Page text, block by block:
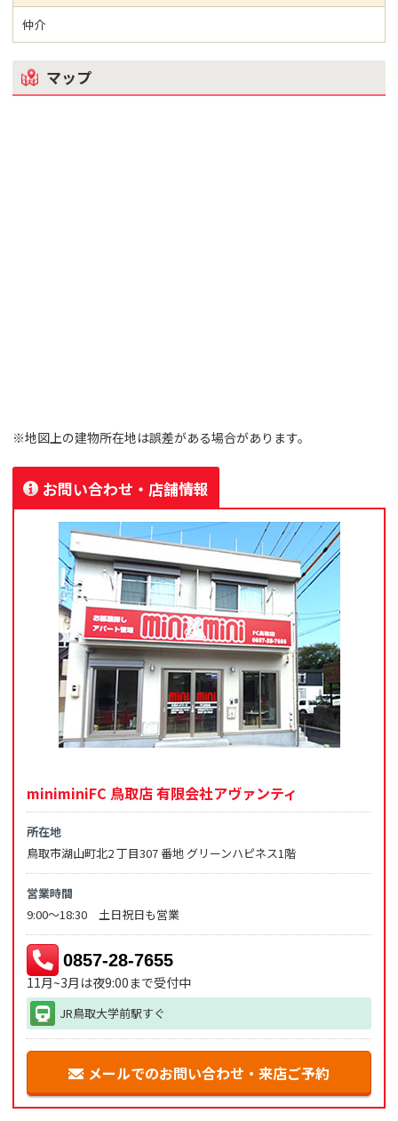
仲介
マップ
※地図上の建物所在地は誤差がある場合があります。
お問い合わせ・店舗情報
miniminiFC 鳥取店 有限会社アヴァンティ
所在地
鳥取市湖山町北2 丁目307 番地 グリーンハピネス1階
営業時間
9:00～18:30 土日祝日も営業
0857-28-7655
11月~3月は夜9:00まで受付中
JR鳥取大学前駅すぐ
メールでのお問い合わせ・来店ご予約